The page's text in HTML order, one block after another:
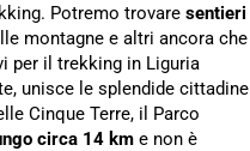
Potremo trovare sentieri
montagne e altri ancora che
per il trekking in Liguria
unisce le splendide cittadine
Cinque Terre, il Parco
circa 14 km e non è